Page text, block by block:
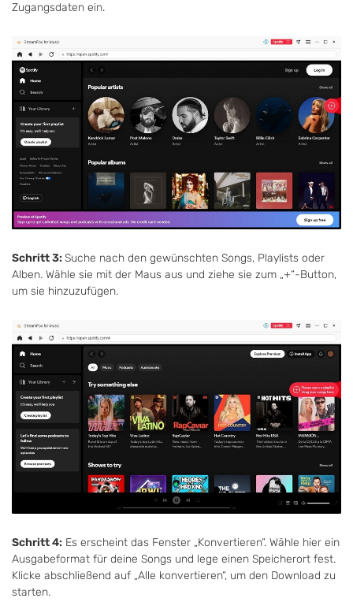
Zugangsdaten ein.
Schritt 3: Suche nach den gewünschten Songs, Playlists oder
Alben. Wähle sie mit der Maus aus und ziehe sie zum „+“-Button,
um sie hinzuzufügen.
Schritt 4: Es erscheint das Fenster „Konvertieren“. Wähle hier ein
Ausgabeformat für deine Songs und lege einen Speicherort fest.
Klicke abschließend auf „Alle konvertieren“, um den Download zu
starten.